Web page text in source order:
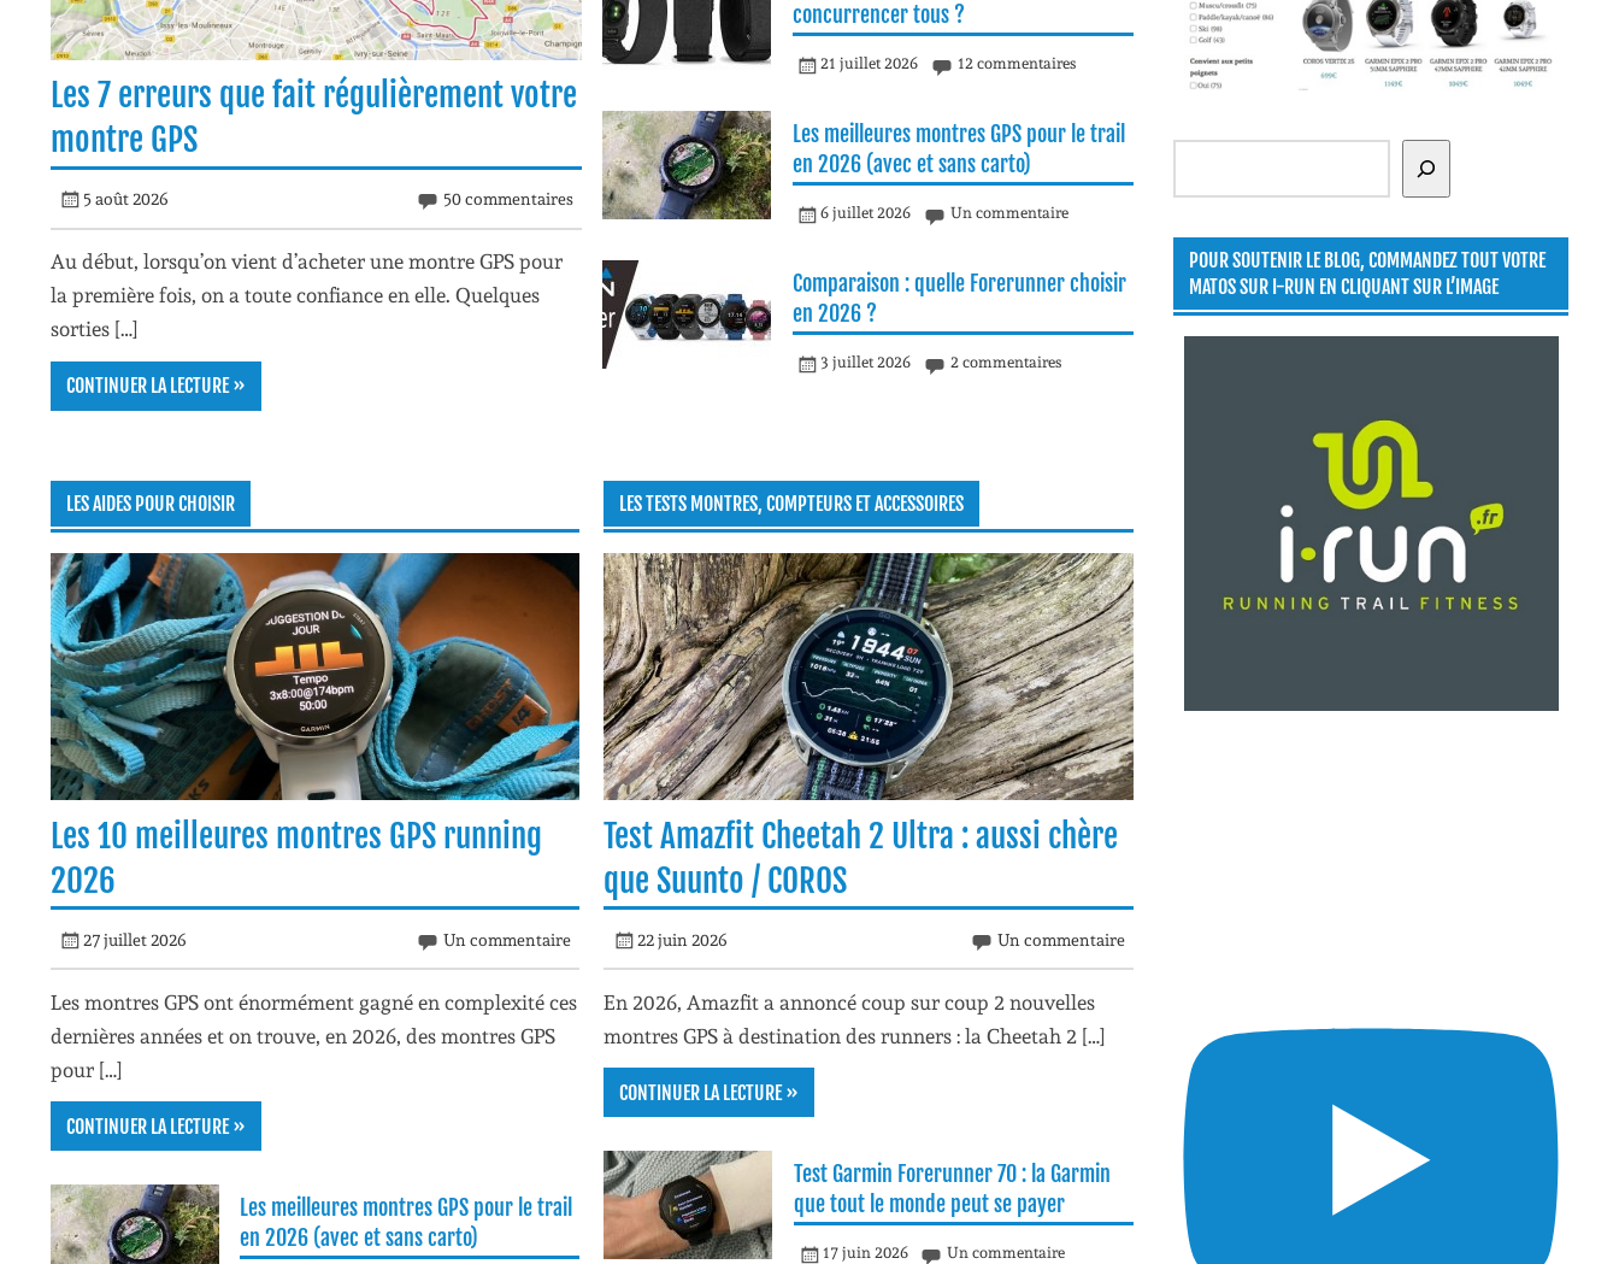
Les 7 erreurs que fait régulièrement votre
montre GPS
5 août 2026 50 commentaires
Au début, lorsqu’on vient d’acheter une montre GPS pour
la première fois, on a toute confiance en elle. Quelques
sorties […]
CONTINUER LA LECTURE »
concurrencer tous ?
21 juillet 2026 12 commentaires
Les meilleures montres GPS pour le trail
en 2026 (avec et sans carto)
6 juillet 2026 Un commentaire
Comparaison : quelle Forerunner choisir
en 2026 ?
3 juillet 2026 2 commentaires
LES AIDES POUR CHOISIR
Les 10 meilleures montres GPS running
2026
27 juillet 2026 Un commentaire
Les montres GPS ont énormément gagné en complexité ces
dernières années et on trouve, en 2026, des montres GPS
pour […]
CONTINUER LA LECTURE »
Les meilleures montres GPS pour le trail
en 2026 (avec et sans carto)
LES TESTS MONTRES, COMPTEURS ET ACCESSOIRES
Test Amazfit Cheetah 2 Ultra : aussi chère
que Suunto / COROS
22 juin 2026 Un commentaire
En 2026, Amazfit a annoncé coup sur coup 2 nouvelles
montres GPS à destination des runners : la Cheetah 2 […]
CONTINUER LA LECTURE »
Test Garmin Forerunner 70 : la Garmin
que tout le monde peut se payer
17 juin 2026 Un commentaire
Rechercher
POUR SOUTENIR LE BLOG, COMMANDEZ TOUT VOTRE
MATOS SUR I-RUN EN CLIQUANT SUR L’IMAGE